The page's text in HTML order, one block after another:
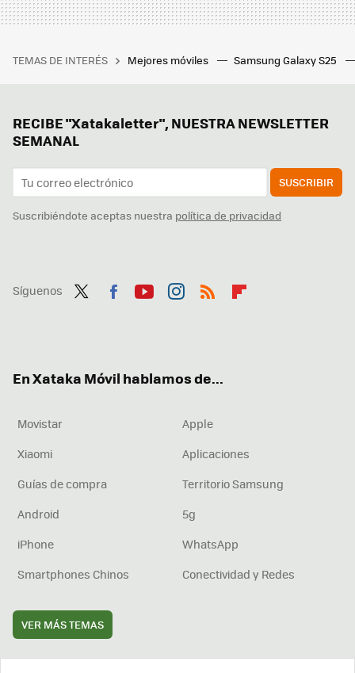
TEMAS DE INTERÉS Mejores móviles Samsung Galaxy S25
RECIBE "Xatakaletter", NUESTRA NEWSLETTER
SEMANAL
SUSCRIBIR
Suscribiéndote aceptas nuestra política de privacidad
Síguenos
En Xataka Móvil hablamos de...
Movistar
Apple
Xiaomi
Aplicaciones
Guías de compra
Territorio Samsung
Android
5g
iPhone
WhatsApp
Smartphones Chinos
Conectividad y Redes
VER MÁS TEMAS